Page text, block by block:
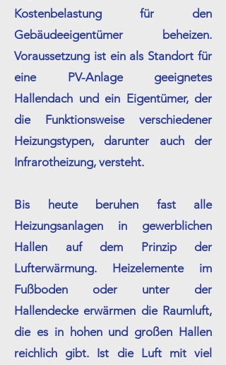
Kostenbelastung für den
Gebäudeeigentümer beheizen.
Voraussetzung ist ein als Standort für
eine PV-Anlage geeignetes
Hallendach und ein Eigentümer, der
die Funktionsweise verschiedener
Heizungstypen, darunter auch der
Infrarotheizung, versteht.
Bis heute beruhen fast alle
Heizungsanlagen in gewerblichen
Hallen auf dem Prinzip der
Lufterwärmung. Heizelemente im
Fußboden oder unter der
Hallendecke erwärmen die Raumluft,
die es in hohen und großen Hallen
reichlich gibt. Ist die Luft mit viel